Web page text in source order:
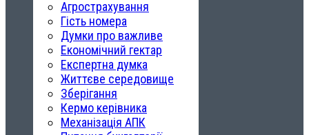
Агрострахування
Гість номера
Думки про важливе
Економічний гектар
Експертна думка
Життєве середовище
Зберігання
Кермо керівника
Механізація АПК